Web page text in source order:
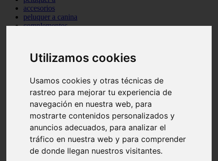
Utilizamos cookies
Usamos cookies y otras técnicas de
rastreo para mejorar tu experiencia de
navegación en nuestra web, para
mostrarte contenidos personalizados y
anuncios adecuados, para analizar el
tráfico en nuestra web y para comprender
de donde llegan nuestros visitantes.
accesorios
peluquer a canina
complementos
protagonistas
reptiles
adopci n
higiene
snacks
acuario
comercios
estanques
viajar